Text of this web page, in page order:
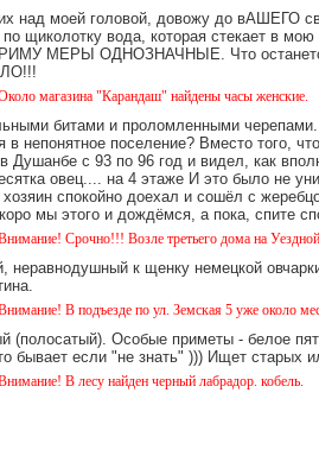
над моей головой, довожу до вАШЕГО
вода, которая стекает в
МЕРЫ ОДНОЗНАЧНЫЕ. Что
"Карандаш" найдены часы женские.
битами и проломленными
непонятное поселение? Вместо того,
с 93 по 96 год и видел, как
овец.... на 4 этаже И это было не
спокойно доехал и сошёл с
этого и дождёмся, а пока, спите
Возле третьего дома на Уездной
к щенку немецкой
подъезде по ул. Земская 5 уже около месяца
Особые приметы - белое
бывает если "не знать" ))) Ищет старых
лесу найден черный лабрадор. кобель.